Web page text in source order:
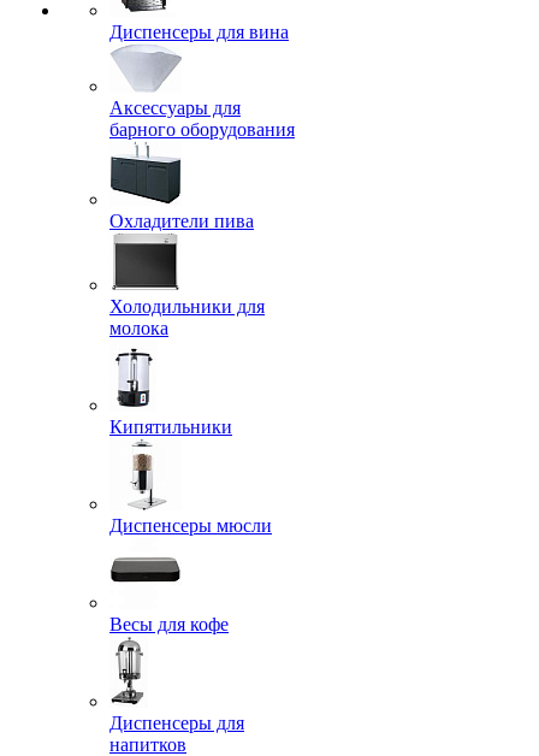
Диспенсеры для вина
Аксессуары для
барного оборудования
Охладители пива
Холодильники для
молока
Кипятильники
Диспенсеры мюсли
Весы для кофе
Диспенсеры для
напитков